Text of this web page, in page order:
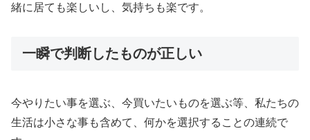
緒に居ても楽しいし、気持ちも楽です。
一瞬で判断したものが正しい
今やりたい事を選ぶ、今買いたいものを選ぶ等、私たちの
生活は小さな事も含めて、何かを選択することの連続で